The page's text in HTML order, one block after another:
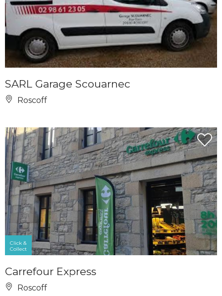
SARL Garage Scouarnec
Roscoff
Click &
Collect
Carrefour Express
Roscoff